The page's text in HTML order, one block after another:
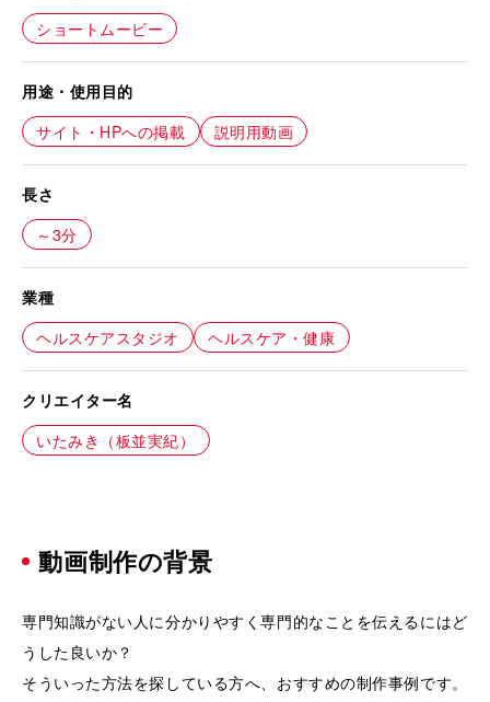
ショートムービー
用途・使用目的
サイト・HPへの掲載
説明用動画
長さ
～3分
業種
ヘルスケアスタジオ
ヘルスケア・健康
クリエイター名
いたみき（板並実紀）
動画制作の背景
専門知識がない人に分かりやすく専門的なことを伝えるにはど
うした良いか？
そういった方法を探している方へ、おすすめの制作事例です。